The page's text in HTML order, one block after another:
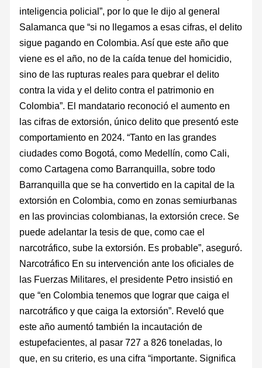
inteligencia policial”, por lo que le dijo al general
Salamanca que “si no llegamos a esas cifras, el delito
sigue pagando en Colombia. Así que este año que
viene es el año, no de la caída tenue del homicidio,
sino de las rupturas reales para quebrar el delito
contra la vida y el delito contra el patrimonio en
Colombia”. El mandatario reconoció el aumento en
las cifras de extorsión, único delito que presentó este
comportamiento en 2024. “Tanto en las grandes
ciudades como Bogotá, como Medellín, como Cali,
como Cartagena como Barranquilla, sobre todo
Barranquilla que se ha convertido en la capital de la
extorsión en Colombia, como en zonas semiurbanas
en las provincias colombianas, la extorsión crece. Se
puede adelantar la tesis de que, como cae el
narcotráfico, sube la extorsión. Es probable”, aseguró.
Narcotráfico En su intervención ante los oficiales de
las Fuerzas Militares, el presidente Petro insistió en
que “en Colombia tenemos que lograr que caiga el
narcotráfico y que caiga la extorsión”. Reveló que
este año aumentó también la incautación de
estupefacientes, al pasar 727 a 826 toneladas, lo
que, en su criterio, es una cifra “importante. Significa